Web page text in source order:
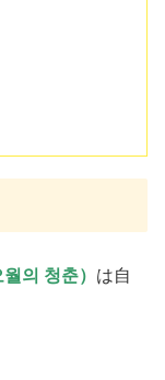
의 청춘） は自